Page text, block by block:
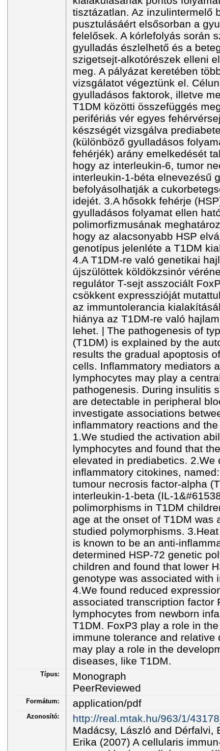
tisztázatlan. Az inzulintermelő
pusztulásáért elsősorban a
felelősek. A kórlefolyás során
gyulladás észlelhető és a
szigetsejt-alkotórészek elleni
meg. A pályázat keretében
vizsgálatot végeztünk el.
gyulladásos faktorok, illetve
T1DM közötti összefüggés
perifériás vér egyes
készségét vizsgálva
(különböző gyulladásos
fehérjék) arány emelkedését
hogy az interleukin-6, tumor
interleukin-1-béta elnevezésű
befolyásolhatják a
idejét. 3.A hősokk fehérje
gyulladásos folyamat ellen
polimorfizmusának
hogy az alacsonyabb HSP
genotípus jelenléte a T1DM
4.A T1DM-re való genetikai
újszülöttek köldökzsinór
regulátor T-sejt asszociált
csökkent expresszióját
az immuntolerancia
hiánya az T1DM-re való
lehet. | The pathogenesis of
(T1DM) is explained by the
results the gradual apoptosis
cells. Inflammatory mediators
lymphocytes may play a
pathogenesis. During insulitis
are detectable in peripheral
investigate associations
inflammatory reactions and
1.We studied the activation
lymphocytes and found that
elevated in prediabetics. 2.We
inflammatory citokines,
tumour necrosis factor-alpha
interleukin-1-beta (IL-
polimorphisms in T1DM
age at the onset of T1DM was
studied polymorphisms.
is known to be an anti-
determined HSP-72 genetic
children and found that lower
genotype was associated with
4.We found reduced
associated transcription factor
lymphocytes from newborn
T1DM. FoxP3 play a role in
immune tolerance and relative
may play a role in the
diseases, like T1DM.
Típus:
Monograph
PeerReviewed
Formátum: application/pdf
Azonosító:
http://real.mtak.hu/963/1/
Madácsy, László and Dérfalvi,
Erika (2007) A cellularis